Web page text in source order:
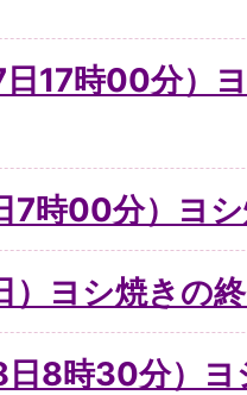
17時00分）
7時00分）ヨ
）ヨシ焼きの
8時30分）ヨ